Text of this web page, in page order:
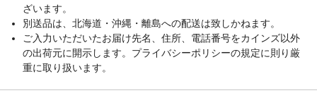
ざいます。
別送品は、北海道・沖縄・離島への配送は致しかねます。
ご入力いただいたお届け先名、住所、電話番号をカインズ以外
の出荷元に開示します。プライバシーポリシーの規定に則り厳
重に取り扱います。